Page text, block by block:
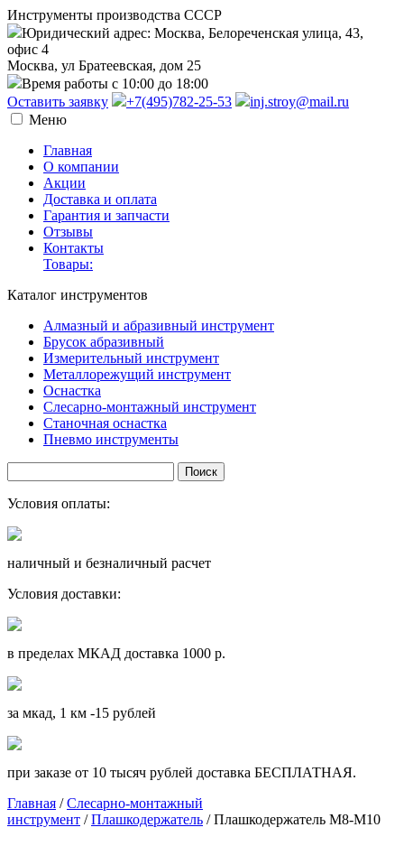
Инструменты производства СССР
Юридический адрес: Москва, Белореченская улица, 43,
офис 4
Москва, ул Братеевская, дом 25
Время работы с 10:00 до 18:00
Оставить заявку
+7(495)782-25-53
inj.stroy@mail.ru
Меню
Главная
О компании
Акции
Доставка и оплата
Гарантия и запчасти
Отзывы
Контакты
Товары:
Каталог инструментов
Алмазный и абразивный инструмент
Брусок абразивный
Измерительный инструмент
Металлорежущий инструмент
Оснастка
Слесарно-монтажный инструмент
Станочная оснастка
Пневмо инструменты
Условия оплаты:
наличный и безналичный расчет
Условия доставки:
в пределах МКАД доставка 1000 р.
за мкад, 1 км -15 рублей
при заказе от 10 тысяч рублей доставка БЕСПЛАТНАЯ.
Главная /Слесарно-монтажный
инструмент /Плашкодержатель / Плашкодержатель М8-М10